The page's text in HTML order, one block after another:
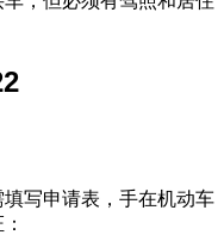
写申请表，手在机动车